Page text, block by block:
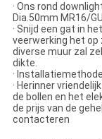
· Ons rond
Dia.50mm MR16/
· Snijd een gat in
veerwerking het
diverse muur zal
dikte.
·
· Herinner
de bollen en het
de prijs van de
contacteren